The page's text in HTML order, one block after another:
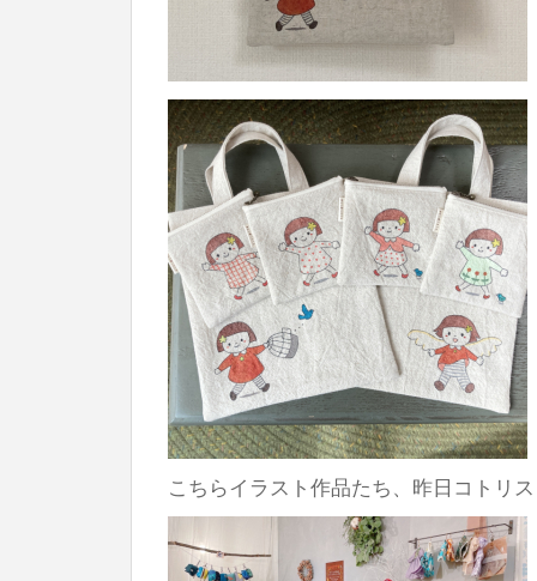
こちらイラスト作品たち、昨日コトリ